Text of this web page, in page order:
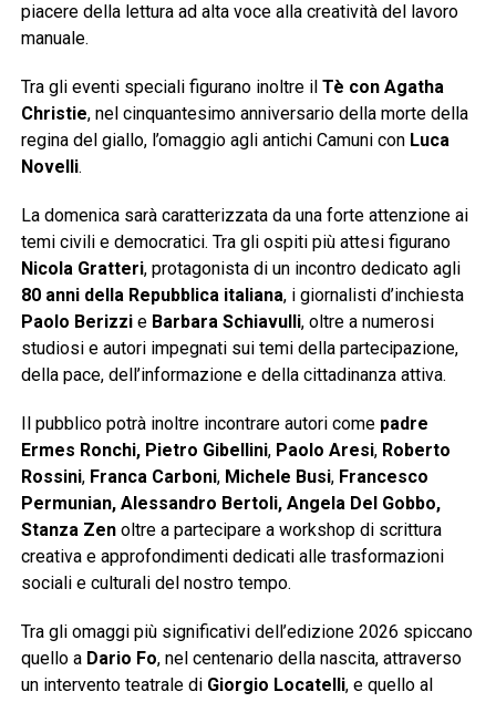
piacere della lettura ad alta voce alla creatività del lavoro
manuale.
Tra gli eventi speciali figurano inoltre il Tè con Agatha
Christie, nel cinquantesimo anniversario della morte della
regina del giallo, l’omaggio agli antichi Camuni con Luca
Novelli.
La domenica sarà caratterizzata da una forte attenzione ai
temi civili e democratici. Tra gli ospiti più attesi figurano
Nicola Gratteri, protagonista di un incontro dedicato agli
80 anni della Repubblica italiana, i giornalisti d’inchiesta
Paolo Berizzie Barbara Schiavulli, oltre a numerosi
studiosi e autori impegnati sui temi della partecipazione,
della pace, dell’informazione e della cittadinanza attiva.
Il pubblico potrà inoltre incontrare autori come padre
Ermes Ronchi, Pietro Gibellini, Paolo Aresi, Roberto
Rossini, Franca Carboni, Michele Busi, Francesco
Permunian, Alessandro Bertoli, Angela Del Gobbo,
Stanza Zenoltre a partecipare a workshop di scrittura
creativa e approfondimenti dedicati alle trasformazioni
sociali e culturali del nostro tempo.
Tra gli omaggi più significativi dell’edizione 2026 spiccano
quello a Dario Fo, nel centenario della nascita, attraverso
un intervento teatrale di Giorgio Locatelli, e quello al